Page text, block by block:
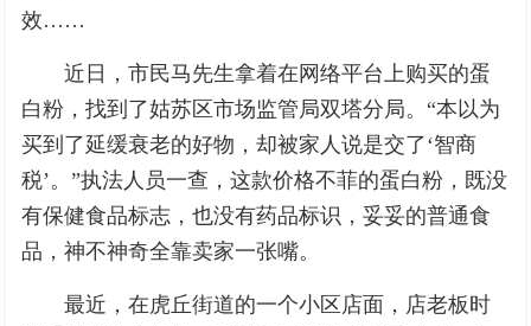
效……
近日，市民马先生拿着在网络平台上购买的蛋
白粉，找到了姑苏区市场监管局双塔分局。“本以为
买到了延缓衰老的好物，却被家人说是交了‘智商
税’。”执法人员一查，这款价格不菲的蛋白粉，既没
有保健食品标志，也没有药品标识，妥妥的普通食
品，神不神奇全靠卖家一张嘴。
最近，在虎丘街道的一个小区店面，店老板时